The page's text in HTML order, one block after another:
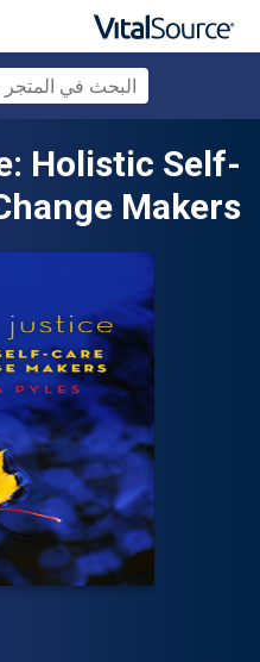
Holistic Self-
Makers